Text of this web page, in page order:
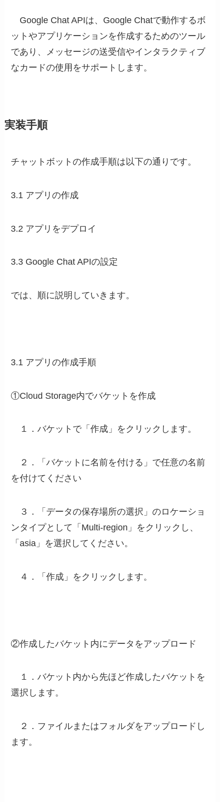
Google Chat APIは、Google Chatで動作するボ
ットやアプリケーションを作成するためのツール
であり、メッセージの送受信やインタラクティブ
なカードの使用をサポートします。
実装手順
チャットボットの作成手順は以下の通りです。
3.1 アプリの作成
3.2 アプリをデプロイ
3.3 Google Chat APIの設定
では、順に説明していきます。
3.1 アプリの作成手順
①Cloud Storage内でバケットを作成
１．バケットで「作成」をクリックします。
２．「バケットに名前を付ける」で任意の名前
を付けてください
３．「データの保存場所の選択」のロケーショ
ンタイプとして「Multi-region」をクリックし、
「asia」を選択してください。
４．「作成」をクリックします。
②作成したバケット内にデータをアップロード
１．バケット内から先ほど作成したバケットを
選択します。
２．ファイルまたはフォルダをアップロードし
ます。